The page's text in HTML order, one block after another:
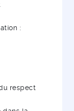
:
respect